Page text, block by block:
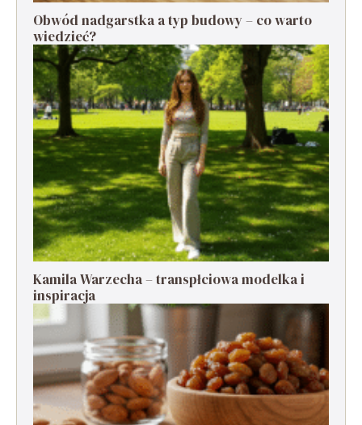
Obwód nadgarstka a typ budowy – co warto
wiedzieć?
Kamila Warzecha – transpłciowa modelka i
inspiracja